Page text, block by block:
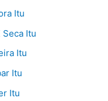
Itu
Seca Itu
Itu
Itu
Itu